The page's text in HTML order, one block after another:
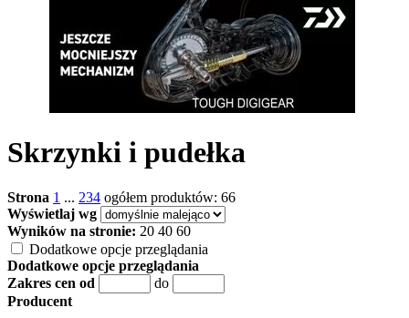
Skrzynki i pudełka
Strona 1 ... 234 ogółem produktów: 66
Wyświetlaj wg
Wyników na stronie: 20 40 60
Dodatkowe opcje przeglądania
Dodatkowe opcje przeglądania
Zakres cen od
do
Producent